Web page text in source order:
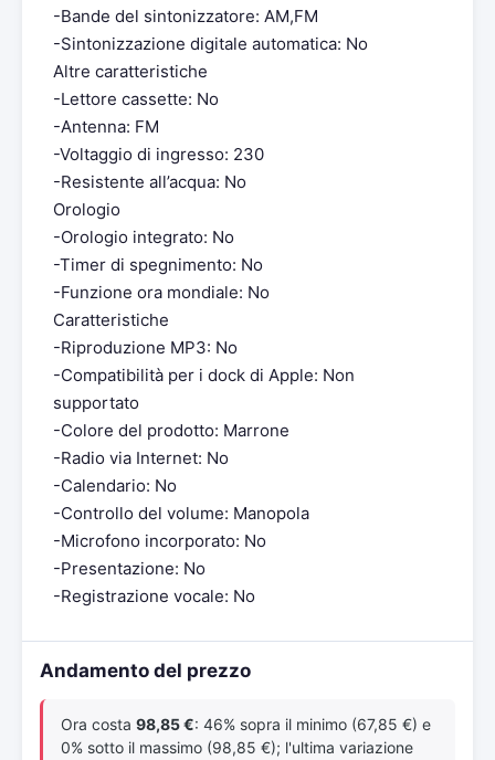
-Bande del sintonizzatore: AM,FM
-Sintonizzazione digitale automatica: No
Altre caratteristiche
-Lettore cassette: No
-Antenna: FM
-Voltaggio di ingresso: 230
-Resistente all’acqua: No
Orologio
-Orologio integrato: No
-Timer di spegnimento: No
-Funzione ora mondiale: No
Caratteristiche
-Riproduzione MP3: No
-Compatibilità per i dock di Apple: Non
supportato
-Colore del prodotto: Marrone
-Radio via Internet: No
-Calendario: No
-Controllo del volume: Manopola
-Microfono incorporato: No
-Presentazione: No
-Registrazione vocale: No
Andamento del prezzo
Ora costa 98,85 €: 46% sopra il minimo (67,85 €) e
0% sotto il massimo (98,85 €); l'ultima variazione